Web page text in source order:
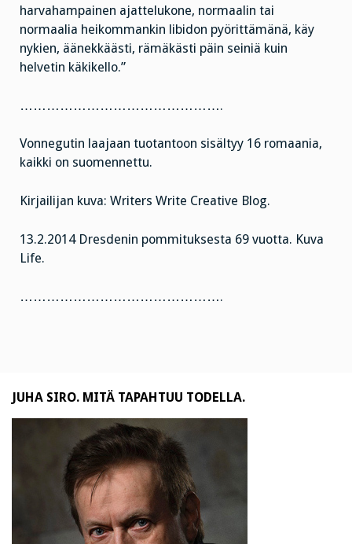
harvahampainen ajattelukone, normaalin tai
normaalia heikommankin libidon pyörittämänä, käy
nykien, äänekkäästi, rämäkästi päin seiniä kuin
helvetin käkikello.”
……………………………………….
Vonnegutin laajaan tuotantoon sisältyy 16 romaania,
kaikki on suomennettu.
Kirjailijan kuva: Writers Write Creative Blog.
13.2.2014 Dresdenin pommituksesta 69 vuotta. Kuva
Life.
……………………………………….
JUHA SIRO. MITÄ TAPAHTUU TODELLA.